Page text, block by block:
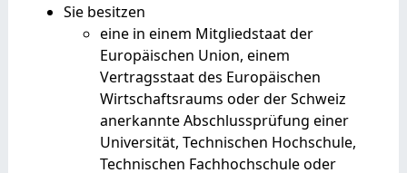
Sie besitzen
eine in einem Mitgliedstaat der
Europäischen Union, einem
Vertragsstaat des Europäischen
Wirtschaftsraums oder der Schweiz
anerkannte Abschlussprüfung einer
Universität, Technischen Hochschule,
Technischen Fachhochschule oder